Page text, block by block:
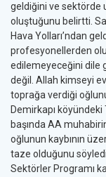
geldiğini ve sektörde
oluştuğunu belirtti.
Hava Yolları’ndan
profesyonellerden
edilemeyeceğini dile
değil. Allah kimseyi
toprağa verdiği
Demirkapı köyündeki
başında AA
oğlunun kaybının
taze olduğunu
Sektörler Programı